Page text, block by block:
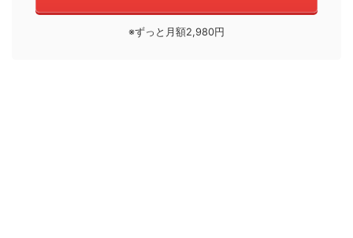
※ずっと月額2,980円